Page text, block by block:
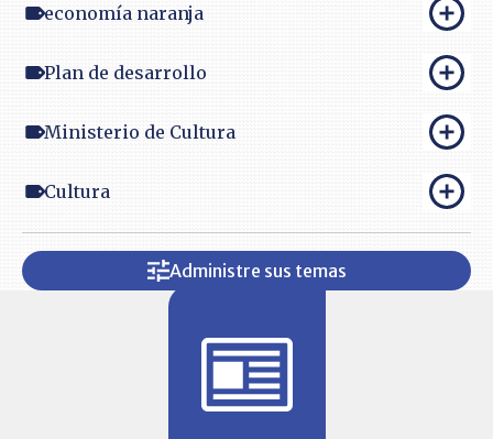
economía naranja
Plan de desarrollo
Ministerio de Cultura
Cultura
Administre sus temas